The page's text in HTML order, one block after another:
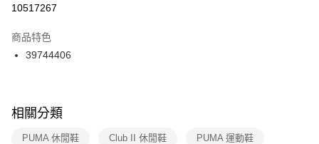
１．於結帳方式選擇「AFTEE先享後付」後，將跳轉至「AFTEE先享後付」
２．訂單成立數日內，您將收到繳費通知簡訊。
３．收到繳費通知簡訊後14天內，點擊此簡訊中的連結，可透過四大超商／
ATM／網路銀行／等多元方式進行付款，方視為交易完成。
※ 交易是否成功請以「AFTEE先享後付 」之結帳頁面顯示為準，若有關於
是否繳費成功／繳費後需取消欲退款等相關疑問，請聯繫「AFTEE先享後付
客戶支援中心」https://netprotections.freshdesk.com/support/home
每筆NT$100，滿NT$1,500(含以上)免運費
付款後門市自取
每筆NT$100，滿NT$1,500(含以上)免運費
10517267
商品特色
39744406
相關分類
PUMA 休閒鞋 Club II 休閒鞋 PUMA 運動鞋